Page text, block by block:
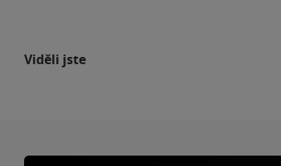
Viděli jste